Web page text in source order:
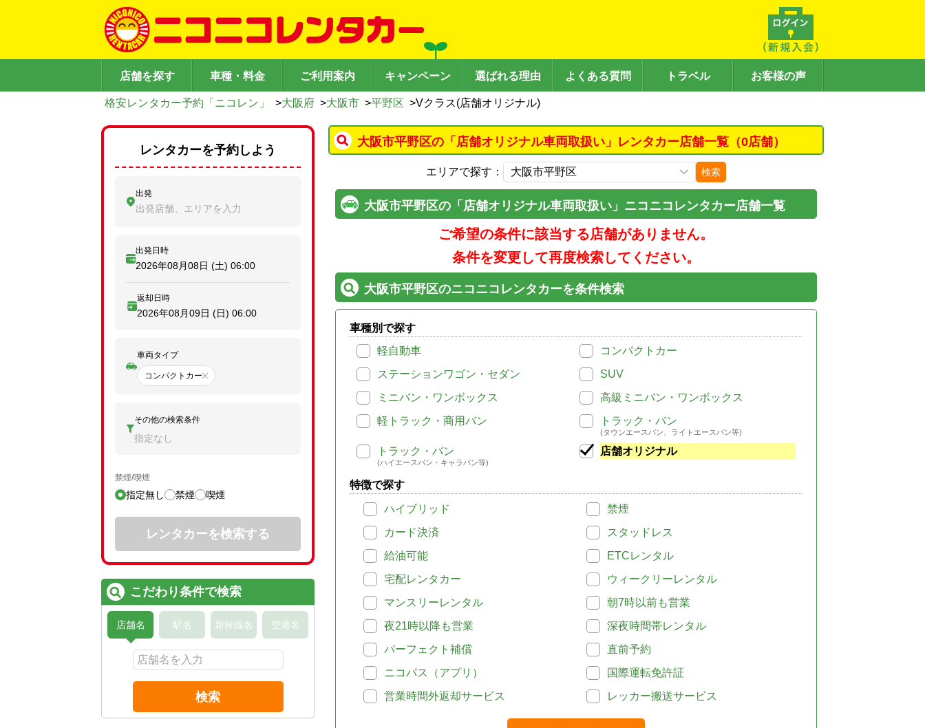
店舗を探す 車種・料金 ご利用案内 キャンペーン 選ばれる理由 よくある質問 トラベル お客様の声
格安レンタカー予約「ニコレン」 >大阪府 >大阪市 >平野区 >Vクラス(店舗オリジナル)
大阪市平野区の「店舗オリジナル車両取扱い」レンタカー店舗一覧（0店舗）
エリアで探す： 検索
大阪市平野区の「店舗オリジナル車両取扱い」ニコニコレンタカー店舗一覧
ご希望の条件に該当する店舗がありません。
条件を変更して再度検索してください。
大阪市平野区のニコニコレンタカーを条件検索
車種別で探す
軽自動車
コンパクトカー
ステーションワゴン・セダン
SUV
ミニバン・ワンボックス
高級ミニバン・ワンボックス
軽トラック・商用バン
トラック・バン
(タウンエースバン、ライトエースバン等)
トラック・バン
(ハイエースバン・キャラバン等)
店舗オリジナル
特徴で探す
ハイブリッド
禁煙
カード決済
スタッドレス
給油可能
ETCレンタル
宅配レンタカー
ウィークリーレンタル
マンスリーレンタル
朝7時以前も営業
夜21時以降も営業
深夜時間帯レンタル
パーフェクト補償
直前予約
ニコパス（アプリ）
国際運転免許証
営業時間外返却サービス
レッカー搬送サービス
レンタカーを予約しよう
出発
出発店舗、エリアを入力
出発日時
2026年08月08日 (土) 06:00
返却日時
2026年08月09日 (日) 06:00
車両タイプ
コンパクトカー
その他の検索条件
指定なし
禁煙/喫煙
指定無し 禁煙 喫煙
レンタカーを検索する
こだわり条件で検索
店舗名 駅名 新幹線名 空港名
検索